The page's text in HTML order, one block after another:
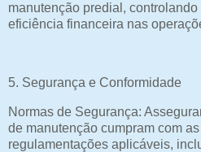
manutenção predial,
eficiência financeira nas
5. Segurança e Conformidade
Normas de Segurança:
de manutenção cumpram com
regulamentações aplicáveis,